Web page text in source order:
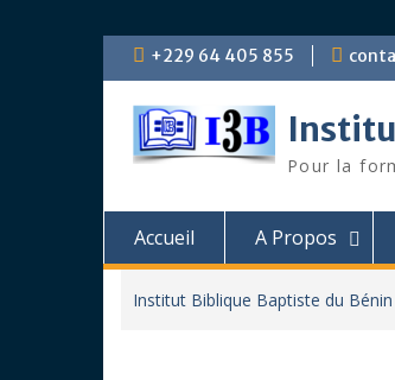
Skip +229 64 405 855
Pour la
Accueil A Propos
Institut Biblique Baptiste du Bénin